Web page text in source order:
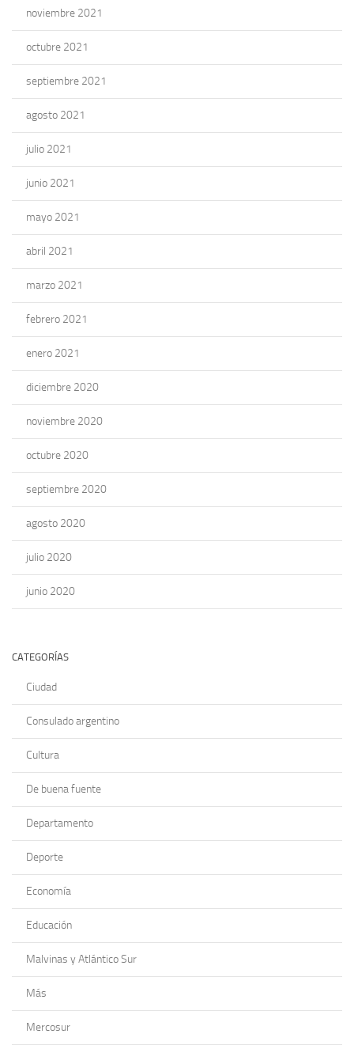
noviembre 2021
octubre 2021
septiembre 2021
agosto 2021
julio 2021
junio 2021
mayo 2021
abril 2021
marzo 2021
febrero 2021
enero 2021
diciembre 2020
noviembre 2020
octubre 2020
septiembre 2020
agosto 2020
julio 2020
junio 2020
CATEGORÍAS
Ciudad
Consulado argentino
Cultura
De buena fuente
Departamento
Deporte
Economía
Educación
Malvinas y Atlántico Sur
Más
Mercosur